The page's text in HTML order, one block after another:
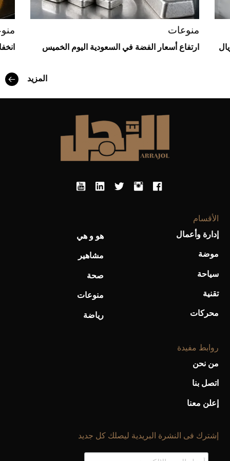
أحذية Mary Jane: ترف وأناقة للرجال
منوعات
ارتفاع أسعار الفضة في السعودية اليوم الخميس
المزيد
الأقسام
إدارة وأعمال
موضة
سياحة
تقنية
محركات
هو و هي
مشاهير
صحة
منوعات
رياضة
روابط مفيدة
من نحن
اتصل بنا
إعلن معنا
إشترك فى النشرة البريدية ليصلك كل جديد